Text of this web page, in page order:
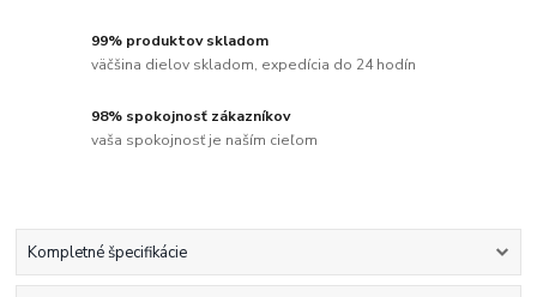
99% produktov skladom
väčšina dielov skladom, expedícia do 24 hodín
98% spokojnosť zákazníkov
vaša spokojnosť je naším cieľom
Kompletné špecifikácie